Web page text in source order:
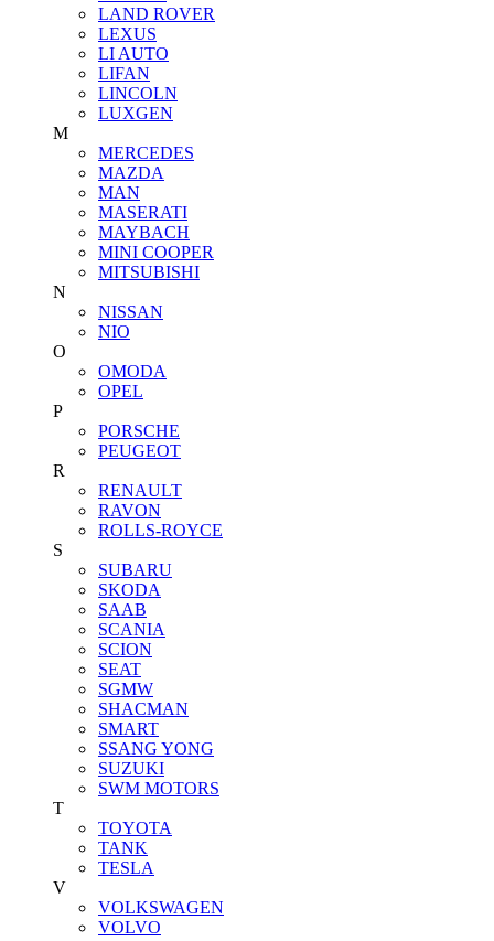
LAND ROVER
LEXUS
LI AUTO
LIFAN
LINCOLN
LUXGEN
M
MERCEDES
MAZDA
MAN
MASERATI
MAYBACH
MINI COOPER
MITSUBISHI
N
NISSAN
NIO
O
OMODA
OPEL
P
PORSCHE
PEUGEOT
R
RENAULT
RAVON
ROLLS-ROYCE
S
SUBARU
SKODA
SAAB
SCANIA
SCION
SEAT
SGMW
SHACMAN
SMART
SSANG YONG
SUZUKI
SWM MOTORS
T
TOYOTA
TANK
TESLA
V
VOLKSWAGEN
VOLVO